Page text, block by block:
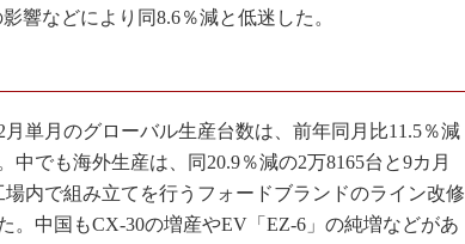
響などにより同8.6％減と低迷した。
単月のグローバル生産台数は、前年同月比11.5％減
中でも海外生産は、同20.9％減の2万8165台と9カ月
内で組み立てを行うフォードブランドのライン改修
。中国もCX-30の増産やEV「EZ-6」の純増などがあ